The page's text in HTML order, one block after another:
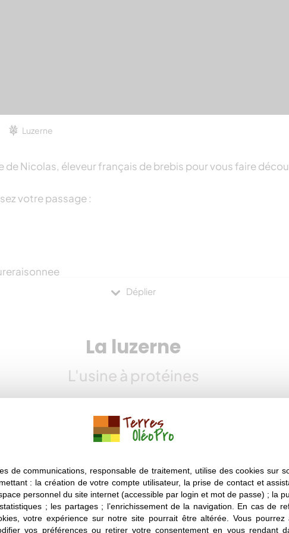
de communications, responsable de traitement, utilise des cookies sur
: la création de votre compte utilisateur, la prise de contact et
personnel du site internet (accessible par login et mot de passe) ; la
; les partages ; l’enrichissement de la navigation. En cas de
votre expérience sur notre site pourrait être altérée. Vous pourrez
vos préférences ou retirer votre consentement en vous rendant
Luzerne
de Nicolas, éleveur français de brebis pour vous faire
votre passage :
terresoleopr…
Oléopro ici : https://goo.gl/Xf1J74
de terres. Vous vous rappelez la dernière fois j’étais avec
animaux. Aujourd’hui, j’ai envie d’en savoir un peu plus sur
Aujourd’hui, tu pourrais nous raconter un peu plus de
La luzerne
L'usine à protéines
L'usine à protéines
vidéos Parôles de terre sur la